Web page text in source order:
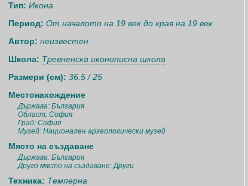
Тип: Икона
Период: От началото на 19 век до края на 19 век
Автор: неизвестен
Школа: Тревненска иконописна школа
Размери (см): 36.5 / 25
Местонахождение
Държава: България
Област: София
Град: София
Музей: Национален археологически музей
Място на създаване
Държава: България
Друго място на създаване: Други
Техника: Темперна